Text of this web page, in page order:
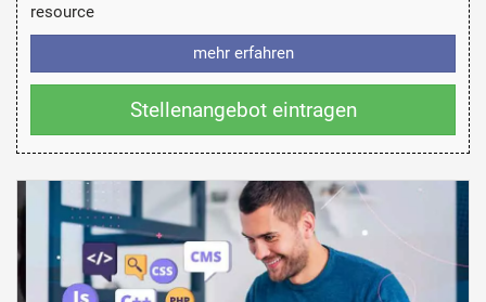
resource
mehr erfahren
Stellenangebot eintragen